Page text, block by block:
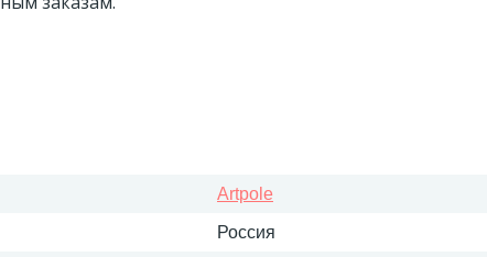
Artpole
Россия